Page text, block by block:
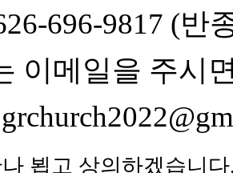
696-9817 (반
이메일을 주시
뵙고 상의하겠습니다